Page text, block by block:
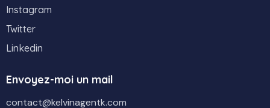
Envoyez-moi un mail
contact@kelvinagentk.com
Instagram
Twitter
Linkedin